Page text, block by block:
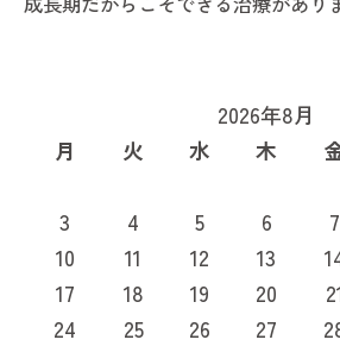
2026年8月
月
火 水 木
3
4 5 6 7
10
11 12 13
17
18 19 20
24
25 26 27